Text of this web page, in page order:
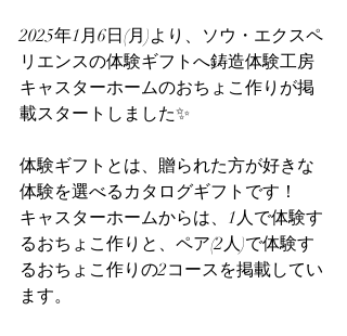
2025年1月6日(月)より、ソウ・エクスペ
リエンスの体験ギフトへ鋳造体験工房
キャスターホームのおちょこ作りが掲
載スタートしました✨
体験ギフトとは、贈られた方が好きな
体験を選べるカタログギフトです！
キャスターホームからは、1人で体験す
るおちょこ作りと、ペア(2人)で体験す
るおちょこ作りの2コースを掲載してい
ます。